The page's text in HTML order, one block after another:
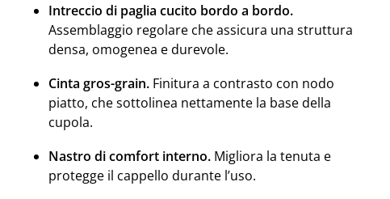
Intreccio di paglia cucito bordo a bordo.
Assemblaggio regolare che assicura una struttura
densa, omogenea e durevole.
Cinta gros-grain.Finitura a contrasto con nodo
piatto, che sottolinea nettamente la base della
cupola.
Nastro di comfort interno.Migliora la tenuta e
protegge il cappello durante l’uso.